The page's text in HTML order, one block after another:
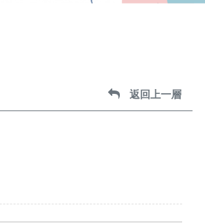
返回上一層
返回上一層